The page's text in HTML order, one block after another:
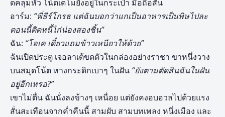
ดคลุมหัว โน้ตเดโมยังอยู่ในกระเป๋า มือถือสั่น
อาร์ม: “พี่ธีร์โกรธ แต่ฉันบอกว่าแกเป็นอาหารเป็นพิษไปละ
ตอนนี้ติดหนี้ไก่น่องสองชิ้น”
ฉัน: “โอเค เดี๋ยวแถมข้าวเหนียวให้ด้วย”
ฉันเปิดประตู เจอลาเต้ขดตัวในกล่องอย่างราชา ขาหนึ่งวาง
บนสมุดโน้ต หางกระดิกเบาๆ ในฝัน “ยังตามตัดสินฉันในฝัน
อยู่อีกเหรอ?”
เขาไม่ตื่น ฉันนั่งลงข้างๆ เหนื่อย แต่ยังคงอบอวลไปด้วยแรง
สั่นสะเทือนจากค่ำคืนนี้ สามผับ สามบทเพลง หนึ่งเมือง และ